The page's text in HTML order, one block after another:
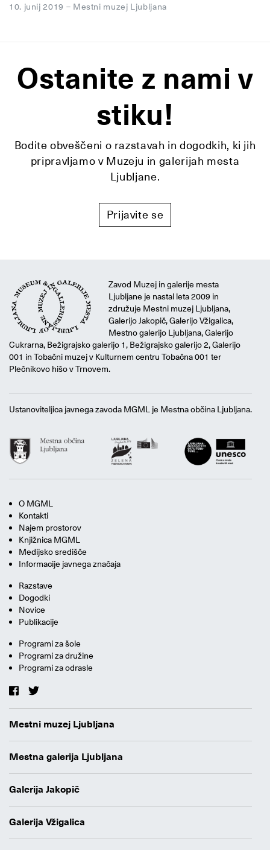
10. junij 2019 – Mestni muzej Ljubljana
Ostanite z nami v
stiku!
Bodite obveščeni o razstavah in dogodkih, ki jih
pripravljamo v Muzeju in galerijah mesta
Ljubljane.
Prijavite se
Zavod Muzej in galerije mesta
Ljubljane je nastal leta 2009 in
združuje Mestni muzej Ljubljana,
Galerijo Jakopič, Galerijo Vžigalica,
Mestno galerijo Ljubljana, Galerijo
Cukrarna, Bežigrajsko galerijo 1, Bežigrajsko galerijo 2, Galerijo
001 in Tobačni muzej v Kulturnem centru Tobačna 001 ter
Plečnikovo hišo v Trnovem.
Ustanoviteljica javnega zavoda MGML je Mestna občina Ljubljana.
O MGML
Kontakti
Najem prostorov
Knjižnica MGML
Medijsko središče
Informacije javnega značaja
Razstave
Dogodki
Novice
Publikacije
Programi za šole
Programi za družine
Programi za odrasle
Mestni muzej Ljubljana
Mestna galerija Ljubljana
Galerija Jakopič
Galerija Vžigalica